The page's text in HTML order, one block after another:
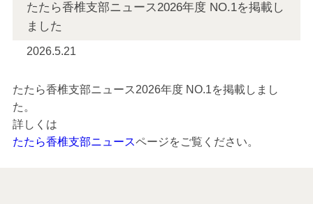
たたら香椎支部ニュース2026年度 NO.1を掲載し
ました
2026.5.21
たたら香椎支部ニュース2026年度 NO.1を掲載しまし
た。
詳しくは
たたら香椎支部ニュースページをご覧ください。